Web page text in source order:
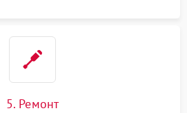
5. Ремонт